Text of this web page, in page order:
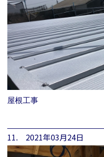
屋根工事
11. 2021年03月24日